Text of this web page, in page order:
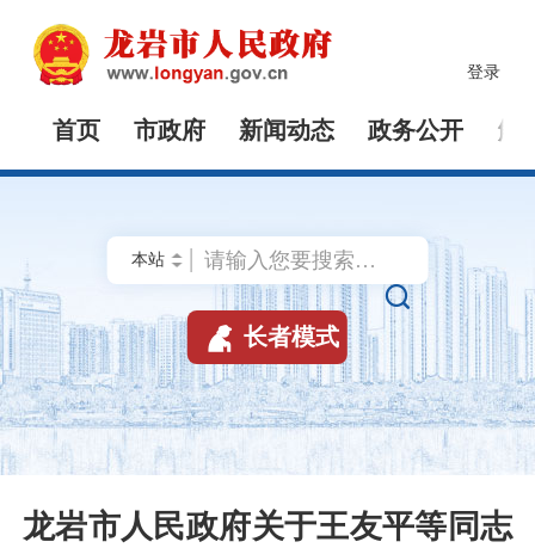
登录
首页 市政府 新闻动态 政务公开 解

 长者模式
龙岩市人民政府关于王友平等同志